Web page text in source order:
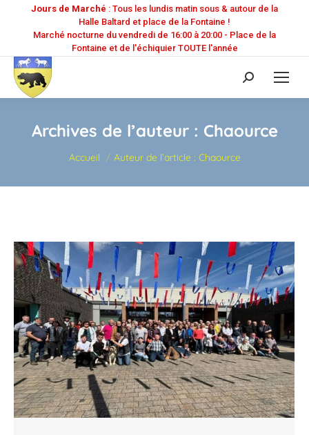
Jours de Marché : Tous les lundis matin sous & autour de la
Halle Baltard et place de la Fontaine !
Marché nocturne du vendredi de 16:00 à 20:00 - Place de la
Fontaine et de l'échiquier TOUTE l'année
Recherche
:
Archives de l’auteur : Chaource
Vous êtes ici :
Accueil Auteur de l’article : Chaource